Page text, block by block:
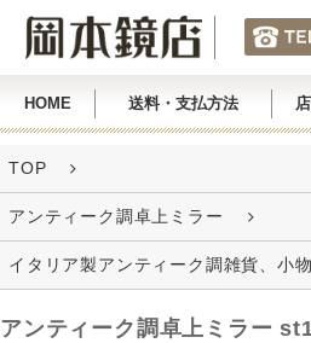
HOME 送料・支払方法
TOP
アンティーク調卓上ミラー
イタリア製アンティーク調雑貨、小物
アンティーク調卓上ミラー